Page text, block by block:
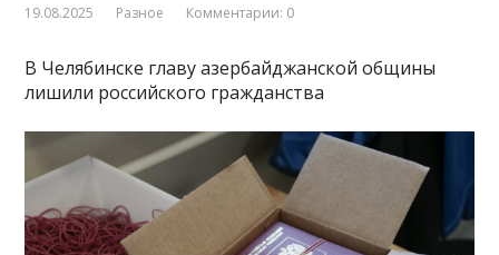
19.08.2025 Разное Комментарии: 0
В Челябинске главу азербайджанской общины
лишили российского гражданства